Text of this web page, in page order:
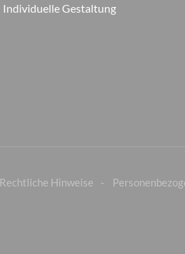
Individuelle Gestaltung
Rechtliche Hinweise